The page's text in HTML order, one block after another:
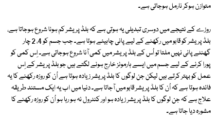
متوازن ہوکر نارمل ہوجاتی ہے۔
روزے کے نتیجے میں دوسری تبدیلی یہ ہوتی ہے کہ بلڈ پریشر کم ہونا شروع ہوجاتا ہے،
بلڈ پریشر کو قابو میں رکھنے کے لیے پانی چاہیئے ہوتا ہے۔ جب جسم کو 4، 2 چار
گھنٹے پانی نہیں ملتا تو اُس کے بلڈ پریشر میں کمی آنا شروع ہوجاتی ہے۔ اِس کمی کو
پورا کرنے کے لیے جسم میں ایسے ہارمونز خارج ہونے لگتے ہیں جو بلڈ پریشر کے اِس
عمل کو بہتر کرتے ہیں لیکن جن لوگوں کا بلڈ پریشر زیادہ ہوتا ہے اُن کو روزہ رکھنے کا یہ
فائدہ ہوتا ہے کہ اُن کا بلڈ پریشر قابو میں آجاتا ہے۔ دنیا میں اب یہ ایک مستند طریقہ
علاج ہے کہ جن لوگوں کا بلڈ پریشر زیادہ ہو اور کنٹرول نہ ہو رہا ہو اُن کو روزہ رکھنے کا
مشورہ دیا جاتا ہے۔